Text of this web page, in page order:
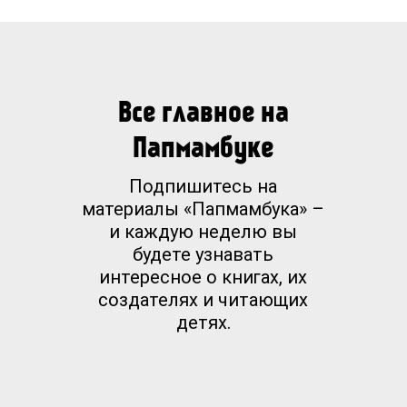
Все главное на
Папмамбуке
Подпишитесь на
материалы «Папмамбука» –
и каждую неделю вы
будете узнавать
интересное о книгах, их
создателях и читающих
детях.